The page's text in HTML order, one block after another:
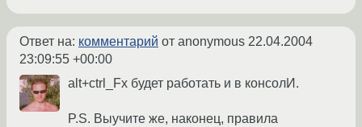
Ответ на: комментарий от anonymous 22.04.2004
23:09:55 +00:00
alt+ctrl_Fx будет работать и в консолИ.
P.S. Выучите же, наконец, правила